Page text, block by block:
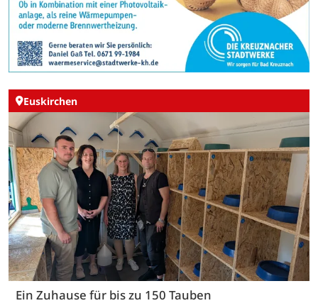
Euskirchen
Ein Zuhause für bis zu 150 Tauben